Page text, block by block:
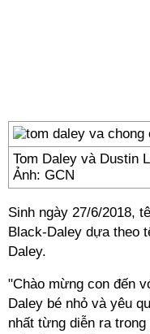
Tom Daley và Dustin
Ảnh: GCN
Sinh ngày 27/6/2018,
Black-Daley dựa theo
Daley.
"Chào mừng con đến
Daley bé nhỏ và yêu
nhất từng diễn ra